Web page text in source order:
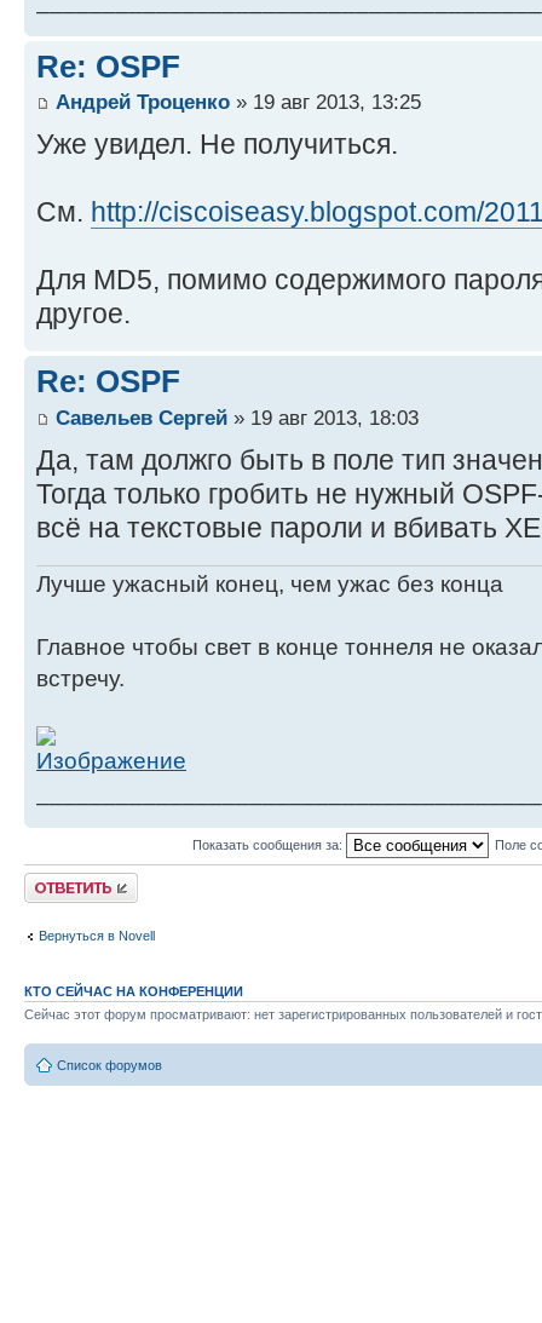
Re: OSPF
Андрей Троценко » 19 авг 2013, 13:25
Уже увидел. Не получиться.
См. http://ciscoiseasy.blogspot.com/
Для MD5, помимо содержимого
другое.
Re: OSPF
Савельев Сергей » 19 авг 2013, 18:03
Да, там должго быть в поле тип
Тогда только гробить не нужный
всё на текстовые пароли и вбивать
Лучше ужасный конец, чем ужас без конца
Главное чтобы свет в конце тоннеля не
встречу.
Показать сообщения за: Поле
Ответить
Вернуться в Novell
КТО СЕЙЧАС НА КОНФЕРЕНЦИИ
Сейчас этот форум просматривают: нет зарегистрированных пользователей и
Список форумов